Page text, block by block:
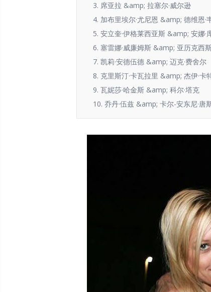
3. 席亚拉 &amp; 拉塞尔·威尔逊
4. 加布里埃尔·尤尼恩 &amp; 德维恩·
5. 安立奎·伊格莱西亚斯 &amp; 安娜·
6. 塞雷娜·威廉姆斯 &amp; 亚历克西
7. 凯莉·安德伍德 &amp; 迈克·费舍尔
8. 克里斯汀·卡瓦拉里 &amp; 杰伊·卡
9. 瓦妮莎·哈金斯 &amp; 科尔·塔克
10. 乔丹·伍兹 &amp; 卡尔-安东尼·唐